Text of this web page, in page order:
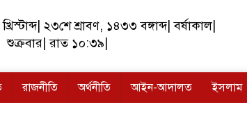
২৩শে শ্রাবণ, ১৪৩৩ বঙ্গাব্দ| বর্ষাকাল|
শুক্রবার| রাত ১০:৩৯|
রাজনীতি অর্থনীতি আইন-আদালত ইসলাম